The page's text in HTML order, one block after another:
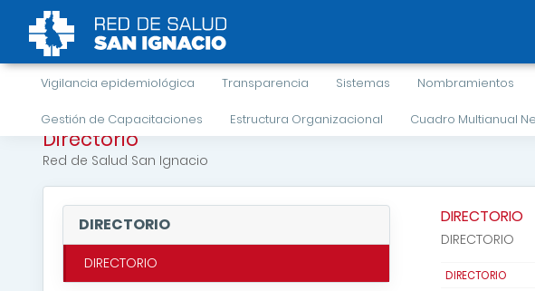
Vigilancia epidemiológica Transparencia Sistemas Nombramientos
Gestión de Capacitaciones Estructura Organizacional Cuadro Multianual
Directorio
Red de Salud San Ignacio
DIRECTORIO
DIRECTORIO
DIRECTORIO
DIRECTORIO
DIRECTORIO